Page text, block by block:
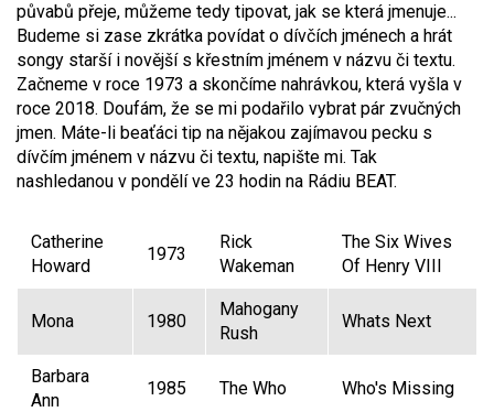
půvabů přeje, můžeme tedy tipovat, jak se která jmenuje...
Budeme si zase zkrátka povídat o dívčích jménech a hrát
songy starší i novější s křestním jménem v názvu či textu.
Začneme v roce 1973 a skončíme nahrávkou, která vyšla v
roce 2018. Doufám, že se mi podařilo vybrat pár zvučných
jmen. Máte-li beaťáci tip na nějakou zajímavou pecku s
dívčím jménem v názvu či textu, napište mi. Tak
nashledanou v pondělí ve 23 hodin na Rádiu BEAT.
Catherine
Howard
1973
Rick
Wakeman
The Six Wives
Of Henry VIII
Mona 1980
Mahogany
Rush
Whats Next
Barbara
Ann
1985 The Who Who's Missing